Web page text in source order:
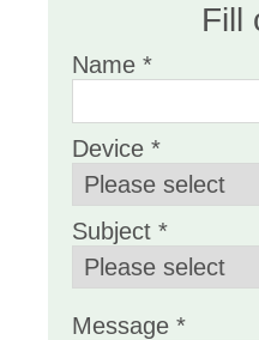
Fill
Name *
Device *
Subject *
Message *